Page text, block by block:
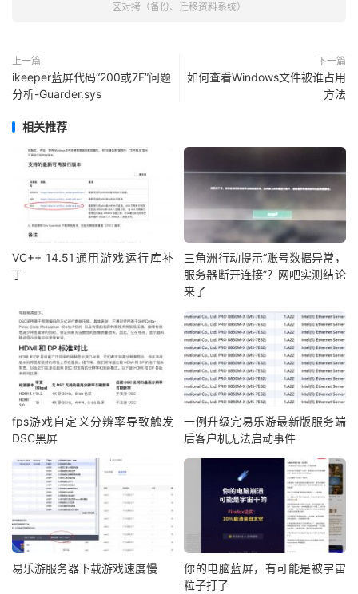
区对拷（备份、迁移资料系统）
上一篇
ikeeper蓝屏代码“200或7E”问题
分析-Guarder.sys
下一篇
如何查看Windows文件被谁占用
方法
相关推荐
VC++ 14.51通用游戏运行库补
丁
三角洲行动提示“账号数据异常，
服务器断开连接”？网吧实测结论
来了
fps游戏自定义分辨率导致触发
DSC黑屏
一例升级完易乐游最新版服务端
后客户机无法启动事件
易乐游服务器下载游戏速度慢
你的电脑蓝屏，有可能是被宇宙
粒子打了